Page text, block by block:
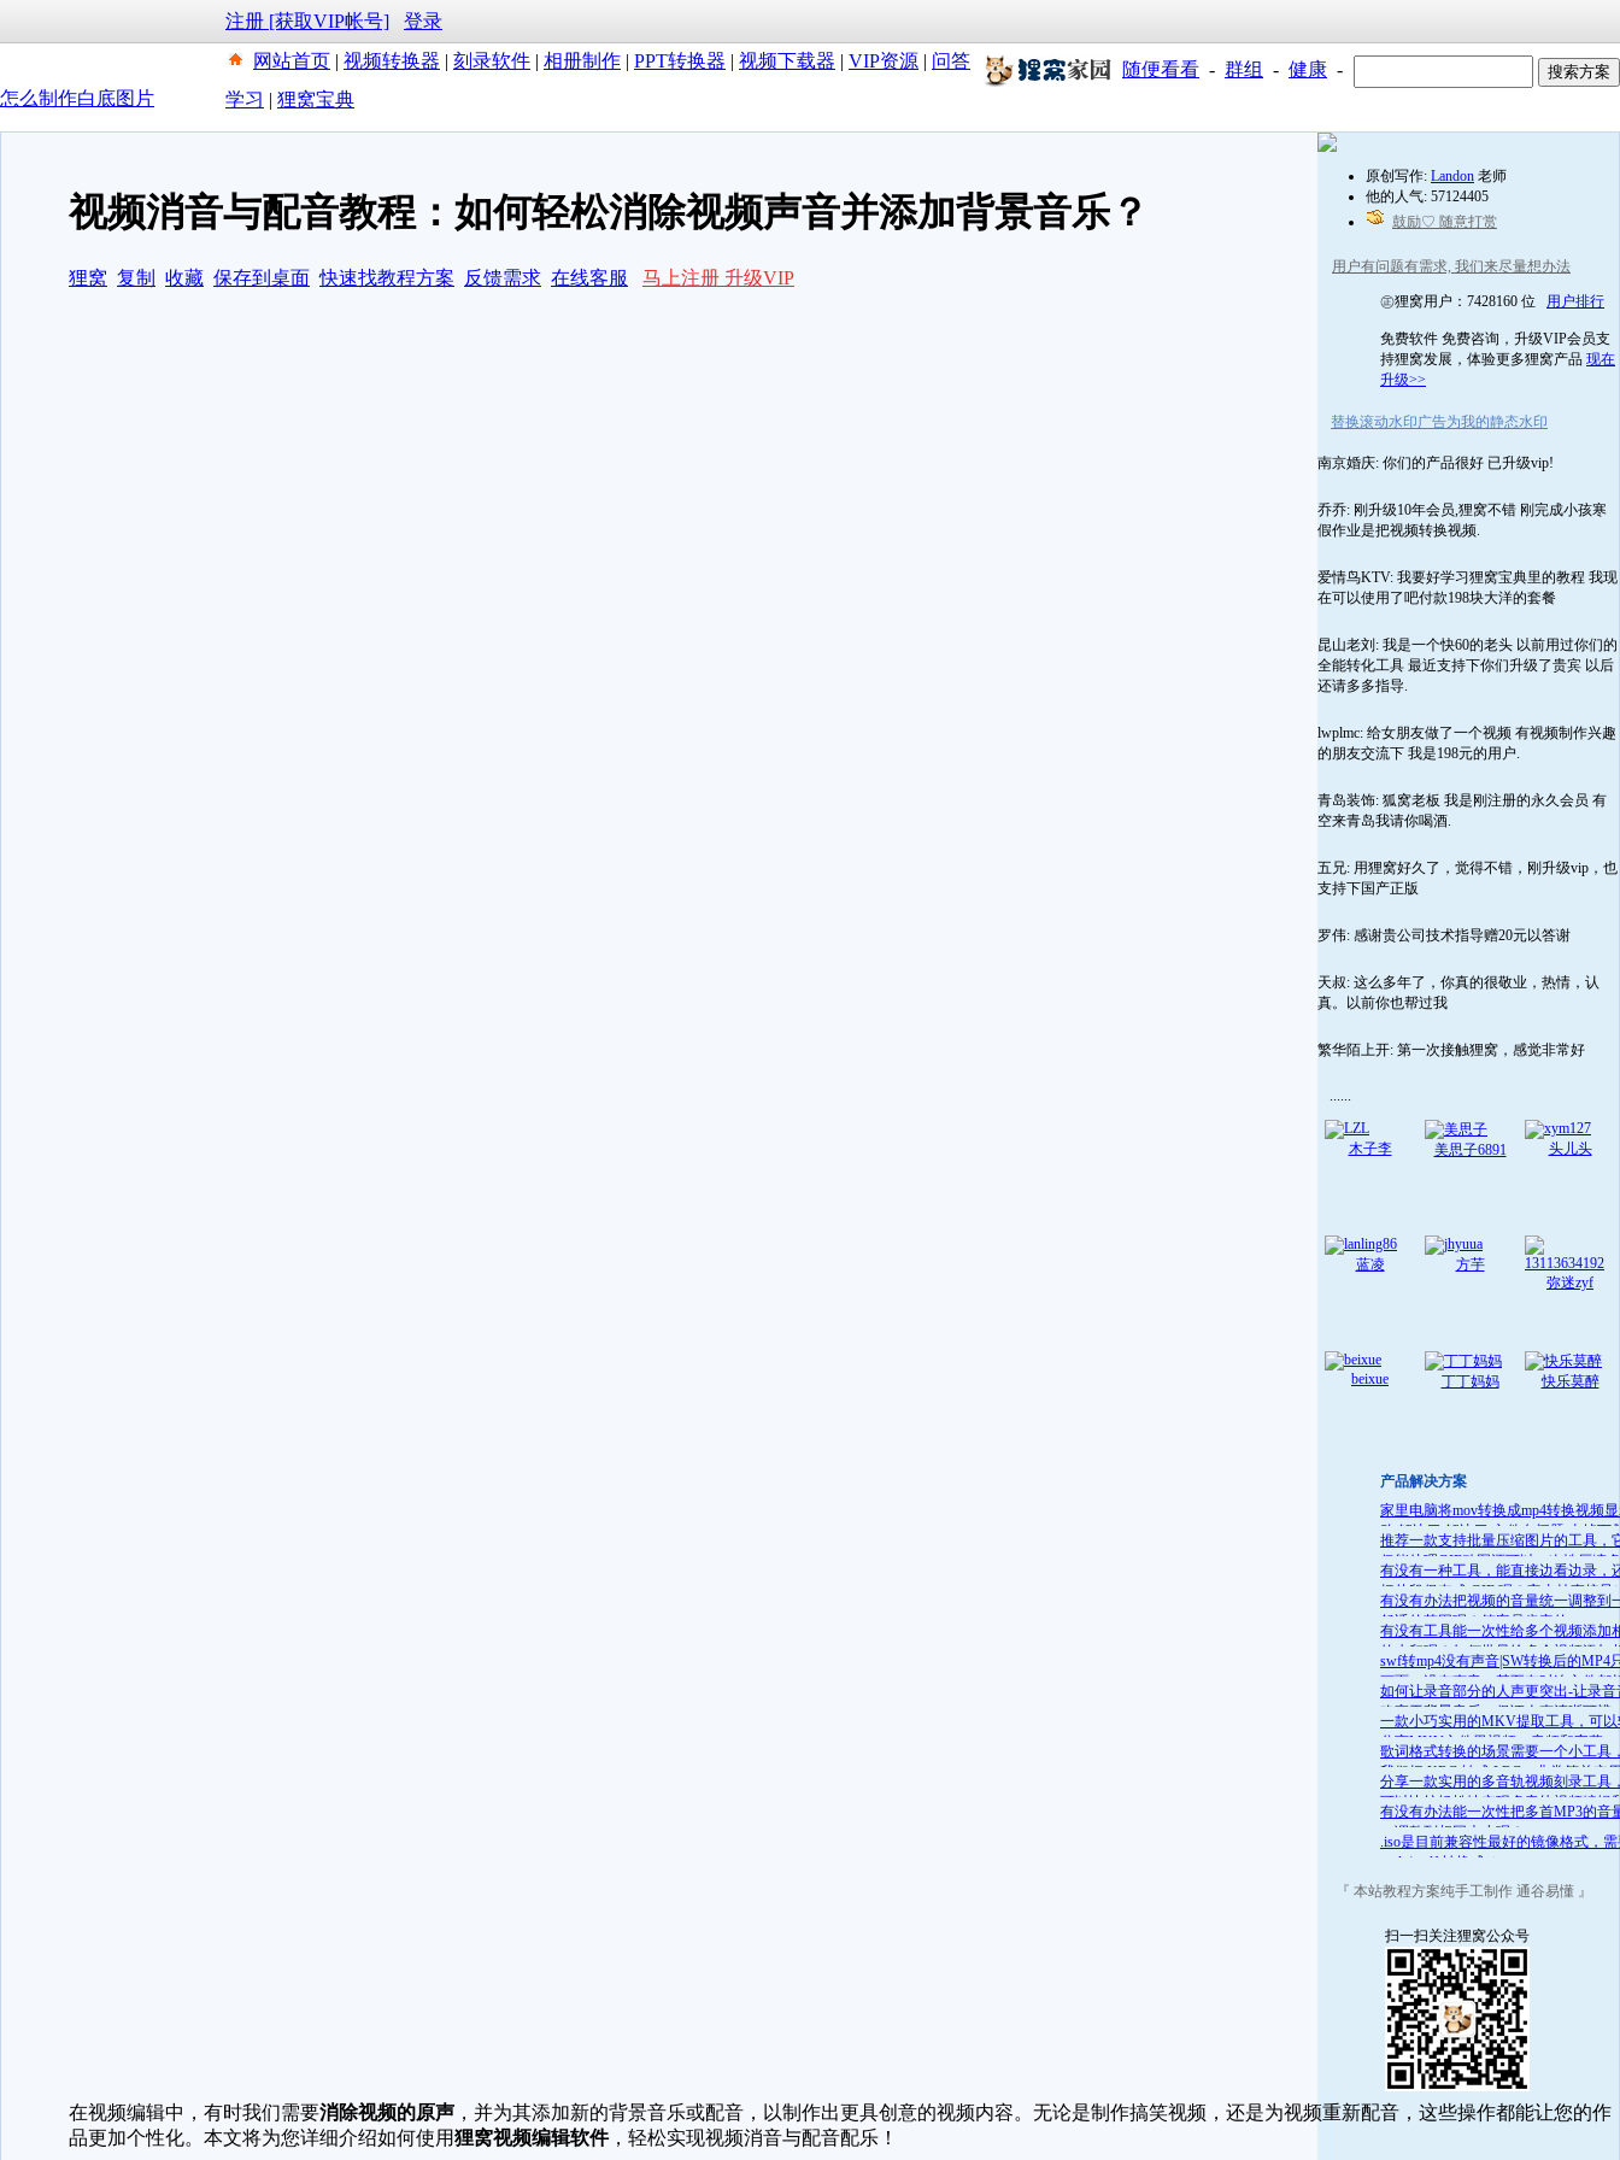
注册 [获取VIP帐号]
登录
网站首页 | 视频转换器 | 刻录软件 | 相册制作 | PPT转换器 | 视频下载器 | VIP资源 | 问答
学习 | 狸窝宝典
随便看看 - 群组 - 健康 -
怎么制作白底图片
原创写作: Landon 老师
他的人气: 57124405
鼓励♡ 随意打赏
用户有问题有需求, 我们来尽量想办法
㊣狸窝用户：7428160 位 用户排行
免费软件 免费咨询，升级VIP会员支
持狸窝发展，体验更多狸窝产品 现在
升级>>
替换滚动水印广告为我的静态水印
南京婚庆: 你们的产品很好 已升级vip!
乔乔: 刚升级10年会员,狸窝不错 刚完成小孩寒
假作业是把视频转换视频.
爱情鸟KTV: 我要好学习狸窝宝典里的教程 我现
在可以使用了吧付款198块大洋的套餐
昆山老刘: 我是一个快60的老头 以前用过你们的
全能转化工具 最近支持下你们升级了贵宾 以后
还请多多指导.
lwplmc: 给女朋友做了一个视频 有视频制作兴趣
的朋友交流下 我是198元的用户.
青岛装饰: 狐窝老板 我是刚注册的永久会员 有
空来青岛我请你喝酒.
五兄: 用狸窝好久了，觉得不错，刚升级vip，也
支持下国产正版
罗伟: 感谢贵公司技术指导赠20元以答谢
天叔: 这么多年了，你真的很敬业，热情，认
真。以前你也帮过我
繁华陌上开: 第一次接触狸窝，感觉非常好
......
木子李 美思子6891 头儿头
蓝凌
方芋
弥迷zyf
beixue 丁丁妈妈 快乐莫醉
产品解决方案
家里电脑将mov转换成mp4转换视频
败 解决了:解决了 文件名问题 去掉下
就可
推荐一款支持批量压缩图片的工具，
仅能处理GIF动图还可以一次性压缩
件
有没有一种工具，能直接边看边录，
把片段保存成 GIF 呢？它支持直接导
GIF 格式，
有没有办法把视频的音量统一调整到
舒适的范围呢？答案是肯定的
有没有工具能一次性给多个视频添加
的水印呢？如何批量给多个视频添加
的水印
swf转mp4没有声音|SW转换后的MP4
画面，没有声音，甚至有时连文件都
开
如何让录音部分的人声更突出-让录音
略高于背景音乐，保证人声清晰可辨
一款小巧实用的MKV提取工具，可
分离MKV文件里视频、音频和字幕
歌词格式转换的场景需要一个小工具
我们把 KRC 转成 LRC，非常简单实
分享一款实用的多音轨视频刻录工具
可以比较轻松地实现多音轨视频编辑
录
有没有办法能一次性把多首MP3的音
一调整到相同大小呢？
.iso是目前兼容性最好的镜像格式，
.mds/.mdf 转换成 .iso
『 本站教程方案纯手工制作 通谷易懂 』
扫一扫关注狸窝公众号
视频消音与配音教程：如何轻松消除视频声音并添加背景音乐？
狸窝 复制 收藏 保存到桌面 快速找教程方案 反馈需求 在线客服 马上注册 升级VIP
在视频编辑中，有时我们需要消除视频的原声 ，并为其添加新的背景音乐或配音，以制作出更具创意的视频内容。无论是制作搞笑视频，还是为视频重新配音，这些操作都能让您的作
品更加个性化。本文将为您详细介绍如何使用狸窝视频编辑软件，轻松实现视频消音与配音配乐！